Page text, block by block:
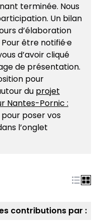
terminée. Nous
Un bilan
d’élaboration
être notifié·e
d’avoir cliqué
de présentation.
pour
du projet
Nantes-Pornic :
dans un nouvel
poser vos
l’onglet
contributions par :